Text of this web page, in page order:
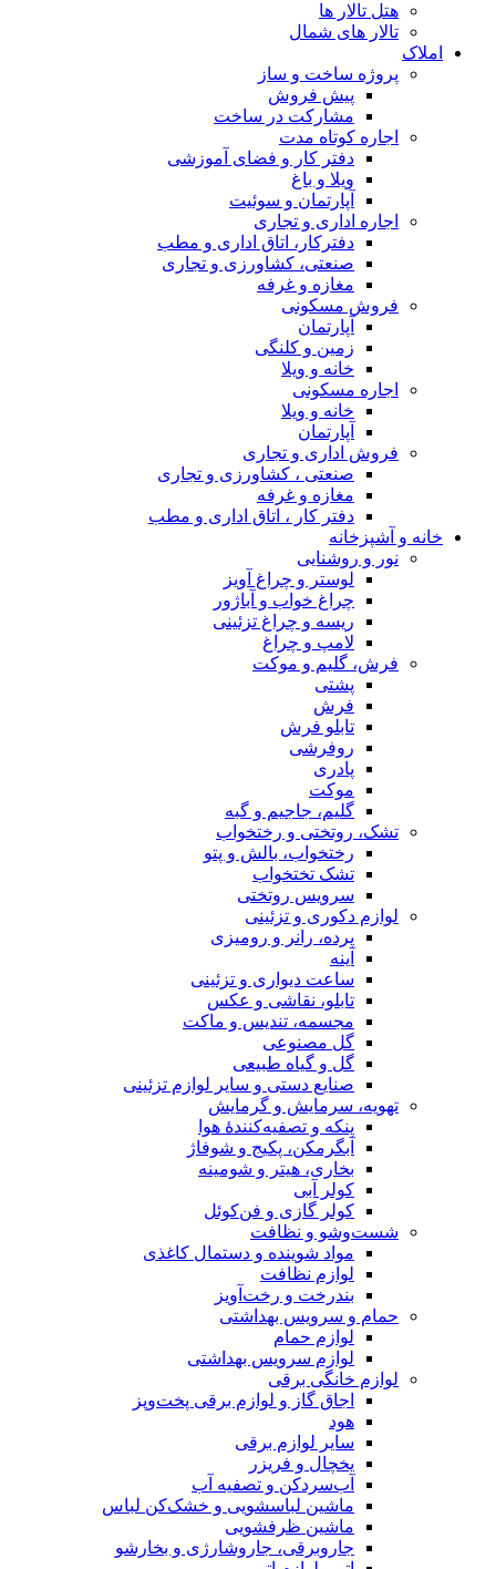
هتل تالار ها
تالار های شمال
املاک
پروژه ساخت و ساز
پیش فروش
مشارکت در ساخت
اجاره کوتاه مدت
دفتر کار و فضای آموزشی
ویلا و باغ
آپارتمان و سوئیت
اجاره اداری و تجاری
دفترکار، اتاق اداری و مطب
صنعتی، کشاورزی و تجاری
مغازه و غرفه
فروش مسکونی
آپارتمان
زمین و کلنگی
خانه و ویلا
اجاره مسکونی
خانه و ویلا
آپارتمان
فروش اداری و تجاری
صنعتی ، کشاورزی و تجاری
مغازه و غرفه
دفتر کار ، اتاق اداری و مطب
خانه و آشپزخانه
نور و روشنایی
لوستر و چراغ آویز
چراغ خواب و آباژور
ریسه و چراغ تزئینی
لامپ و چراغ
فرش، گلیم و موکت
پشتی
فرش
تابلو فرش
روفرشی
پادری
موکت
گلیم، جاجیم و گبه
تشک، روتختی و رختخواب
رختخواب، بالش و پتو
تشک تختخواب
سرویس روتختی
لوازم دکوری و تزئینی
پرده، رانر و رومیزی
آینه
ساعت دیواری و تزئینی
تابلو، نقاشی و عکس
مجسمه، تندیس و ماکت
گل مصنوعی
گل و گیاه طبیعی
صنایع دستی و سایر لوازم تزئینی
تهویه، سرمایش و گرمایش
پنکه و تصفیه‌کنندهٔ هوا
آبگرمکن، پکیج و شوفاژ
بخاری، هیتر و شومینه
کولر آبی
کولر گازی و فن‌کوئل
شست‌وشو و نظافت
مواد شوینده و دستمال کاغذی
لوازم نظافت
بندرخت و رخت‌آویز
حمام و سرویس بهداشتی
لوازم حمام
لوازم سرویس بهداشتی
لوازم خانگی برقی
اجاق گاز و لوازم برقی پخت‌وپز
هود
سایر لوازم برقی
یخچال و فریزر
آب‌سردکن و تصفیه آب
ماشین لباسشویی و خشک‌کن لباس
ماشین ظرفشویی
جاروبرقی، جاروشارژی و بخارشو